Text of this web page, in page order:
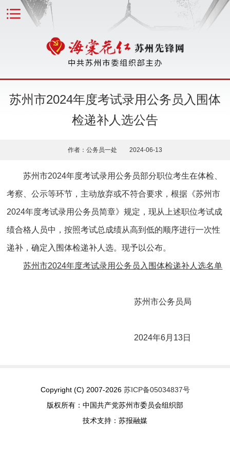
苏州市2024年度考试录用公务员入围体
检递补人选公告
作者：公务员一处 2024-06-13
苏州市2024年度考试录用公务员部分职位考生在体检、
考察、公示等环节，主动放弃或不符合要求，根据《苏州市
2024年度考试录用公务员简章》规定，现从上述职位考试成
绩合格人员中，按照考试总成绩从高到低的顺序进行一次性
递补，确定入围体检递补人选。现予以公布。
苏州市2024年度考试录用公务员入围体检递补人选名单
苏州市公务员局
2024年6月13日
Copyright (C) 2007-2026 苏ICP备05034837号
版权所有：中国共产党苏州市委员会组织部
技术支持：苏报融媒